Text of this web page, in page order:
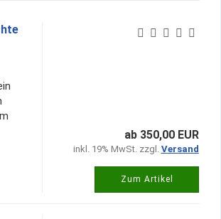
ab 350,00 EUR
inkl. 19% MwSt. zzgl. Versand
Zum Artikel